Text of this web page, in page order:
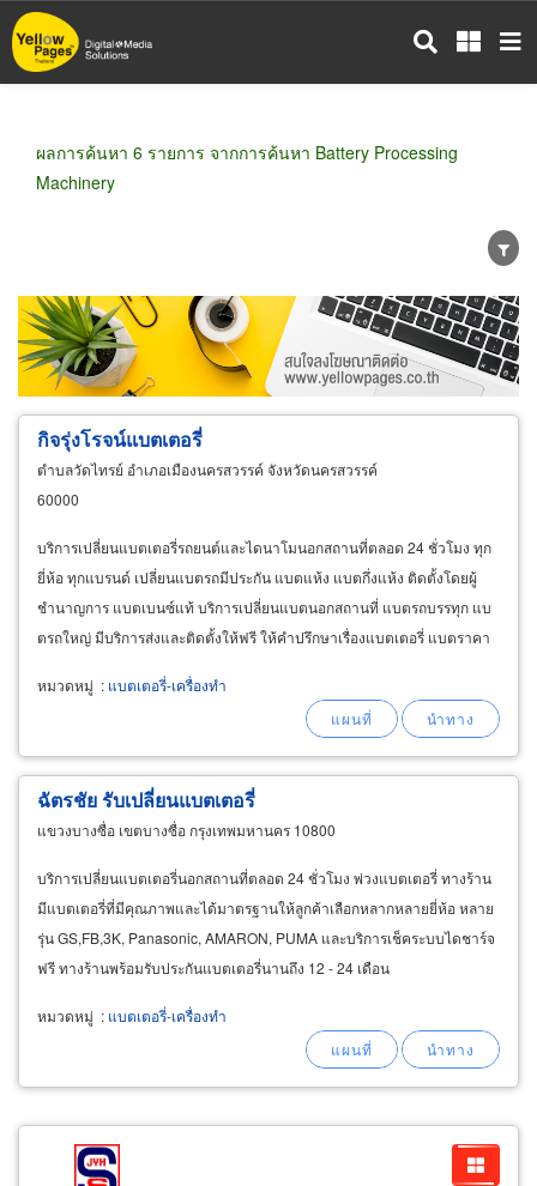
ข้าม
ไป
ผลการค้นหา 6 รายการ จากการค้นหา Battery Processing
Machinery
ขายส่ง ขายปลีก ผู้ผลิต
ตัวแทนจัดจำหน่าย
ผู้ส่งออก/นำเข้า
ธุรกิจบริการ
กิจรุ่งโรจน์แบตเตอรี่
ตำบลวัดไทรย์ อำเภอเมืองนครสวรรค์ จังหวัดนครสวรรค์
60000
บริการเปลี่ยนแบตเตอรี่รถยนต์และไดนาโมนอกสถานที่ตลอด 24 ชั่วโมง ทุก
ยี่ห้อ ทุกแบรนด์ เปลี่ยนแบตรถมีประกัน แบตแห้ง แบตกึ่งแห้ง ติดตั้งโดยผู้
ชำนาญการ แบตเบนซ์แท้ บริการเปลี่ยนแบตนอกสถานที่ แบตรถบรรทุก แบ
ตรถใหญ่ มีบริการส่งและติดตั้งให้ฟรี ให้คำปรึกษาเรื่องแบตเตอรี่ แบตราคา
หมวดหมู่ : แบตเตอรี่-เครื่องทำ
ฉัตรชัย รับเปลี่ยนแบตเตอรี่
แขวงบางซื่อ เขตบางซื่อ กรุงเทพมหานคร 10800
บริการเปลี่ยนแบตเตอรี่นอกสถานที่ตลอด 24 ชั่วโมง พ่วงแบตเตอรี่ ทางร้าน
มีแบตเตอรี่ที่มีคุณภาพและได้มาตรฐานให้ลูกค้าเลือกหลากหลายยี่ห้อ หลาย
รุ่น GS,FB,3K, Panasonic, AMARON, PUMA และบริการเช็คระบบไดชาร์จ
ฟรี ทางร้านพร้อมรับประกันแบตเตอรี่นานถึง 12 - 24 เดือน
หมวดหมู่ : แบตเตอรี่-เครื่องทำ